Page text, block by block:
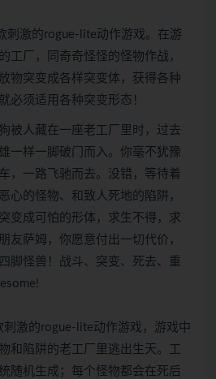
刺激的rogue-lite动作游戏。在游
工厂，同奇奇怪怪的怪物作战，
物突变成各样突变体，获得各种
必须适用各种突变形态！
被人藏在一座老工厂里时，过去
一样一脚破门而入。你毫不犹豫
，一路飞驰而去。没错，等待着
心的怪物、和致人死地的陷阱，
变成可怕的形体，求生不得，求
友萨姆，你愿意付出一切代价，
脚怪兽！战斗、突变、死去、重
刺激的rogue-lite动作游戏，游戏中
和陷阱的老工厂里逃出生天。工
随机生成；每个怪物都会在死后